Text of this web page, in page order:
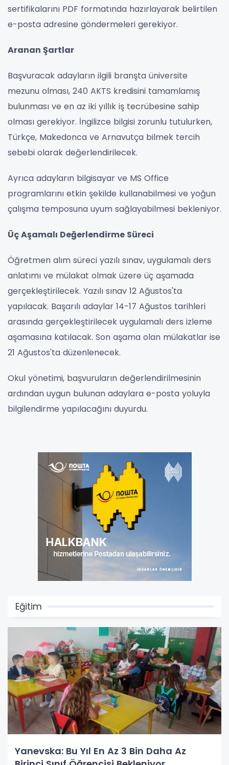
sertifikalarını PDF formatında hazırlayarak belirtilen
e-posta adresine göndermeleri gerekiyor.
Aranan Şartlar
Başvuracak adayların ilgili branşta üniversite
mezunu olması, 240 AKTS kredisini tamamlamış
bulunması ve en az iki yıllık iş tecrübesine sahip
olması gerekiyor. İngilizce bilgisi zorunlu tutulurken,
Türkçe, Makedonca ve Arnavutça bilmek tercih
sebebi olarak değerlendirilecek.
Ayrıca adayların bilgisayar ve MS Office
programlarını etkin şekilde kullanabilmesi ve yoğun
çalışma temposuna uyum sağlayabilmesi bekleniyor.
Üç Aşamalı Değerlendirme Süreci
Öğretmen alım süreci yazılı sınav, uygulamalı ders
anlatımı ve mülakat olmak üzere üç aşamada
gerçekleştirilecek. Yazılı sınav 12 Ağustos'ta
yapılacak. Başarılı adaylar 14-17 Ağustos tarihleri
arasında gerçekleştirilecek uygulamalı ders izleme
aşamasına katılacak. Son aşama olan mülakatlar ise
21 Ağustos'ta düzenlenecek.
Okul yönetimi, başvuruların değerlendirilmesinin
ardından uygun bulunan adaylara e-posta yoluyla
bilgilendirme yapılacağını duyurdu.
Eğitim
Yanevska: Bu Yıl En Az 3 Bin Daha Az